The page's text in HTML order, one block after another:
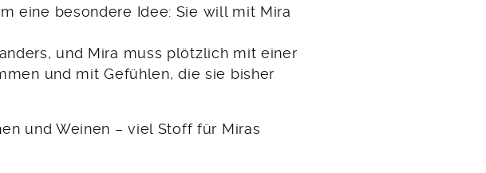
eine besondere Idee: Sie will mit Mira
und Mira muss plötzlich mit einer
und mit Gefühlen, die sie bisher
und Weinen – viel Stoff für Miras